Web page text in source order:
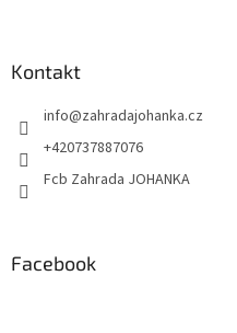
Kontakt
info@zahradajohanka.cz
+420737887076
Fcb Zahrada JOHANKA
Facebook